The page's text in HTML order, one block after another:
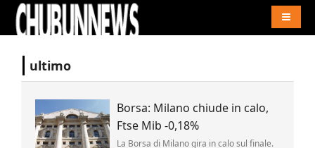
ultimo
Borsa: Milano chiude in calo,
Ftse Mib -0,18%
La Borsa di Milano gira in calo sul finale.